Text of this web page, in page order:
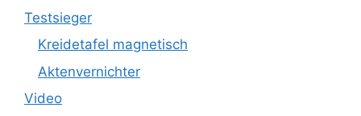
Testsieger
Kreidetafel magnetisch
Aktenvernichter
Video